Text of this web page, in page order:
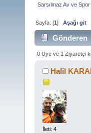
Sarsılmaz Av ve
Sayfa: [1]Aşağı git
Gönderen
0 Üye ve 1 Ziyaretçi
Halil
İleti: 4